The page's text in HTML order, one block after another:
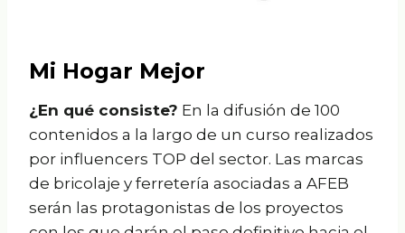
Mi Hogar Mejor
¿En qué consiste? En la difusión de 100
contenidos a la largo de un curso realizados
por influencers TOP del sector. Las marcas
de bricolaje y ferretería asociadas a AFEB
serán las protagonistas de los proyectos